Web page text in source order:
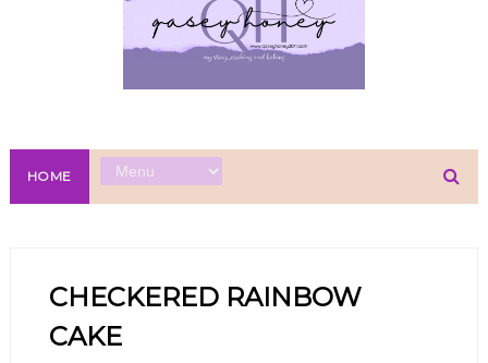
HOME
CHECKERED RAINBOW
CAKE